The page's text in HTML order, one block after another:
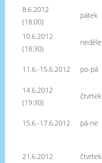
8.6.2012
(18:00)
pátek
10.6.2012
(18:30)
neděle
11.6.-15.6.2012 po-pá
14.6.2012
(19:30)
čtvrtek
15.6.-17.6.2012 pá-ne
21.6.2012 čtvrtek